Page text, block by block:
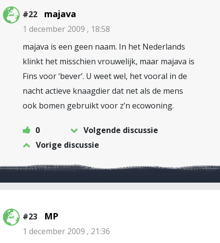
#22 majava
1 december 2009 , 18:58
majava is een geen naam. In het Nederlands
klinkt het misschien vrouwelijk, maar majava is
Fins voor ‘bever’. U weet wel, het vooral in de
nacht actieve knaagdier dat net als de mens
ook bomen gebruikt voor z’n ecowoning.
0
Volgende discussie
Vorige discussie
#23 MP
1 december 2009 , 21:36